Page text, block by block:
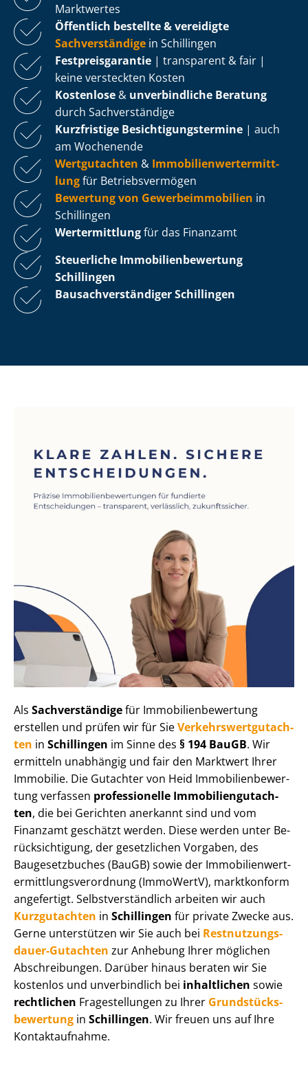
Marktwertes
Öffentlich bestellte & vereidigte
Sachverständige in Schillingen
Fest­preis­ga­ran­tie | transparent & fair |
keine versteckten Kosten
Kostenlose & unverbindliche Beratung
durch Sachverständige
Kurzfristige Be­sich­ti­gungs­ter­mi­ne | auch
am Wochenende
Wertgutachten & Im­mo­bi­li­en­wert­ermitt­
lungfür Be­triebs­ver­mö­gen
Bewertung von Ge­wer­be­im­mo­bi­li­en in
Schillingen
Wertermittlungfür das Finanzamt
Steuerliche Im­mo­bi­li­en­be­wer­tung
Schillingen
Bau­sach­ver­stän­di­ger Schillingen
Als Sachverständigefür Im­mo­bi­li­en­be­wer­tung
erstellen und prüfen wir für SieVer­kehrs­wert­gut­ach­
ten in Schillingen im Sinne des § 194 BauGB. Wir
ermitteln unabhängig und fair den Marktwert Ihrer
Immobilie. Die Gutachter von Heid Im­mo­bi­li­en­be­wer­
tung verfassen professionelle Im­mo­bi­li­en­gut­ach­
ten, die bei Gerichten anerkannt sind und vom
Finanzamt geschätzt werden. Diese werden unter Be­
rück­sich­ti­gung, der gesetzlichen Vorgaben, des
Baugesetzbuches (BauGB) sowie der Im­mo­bi­li­en­wert­
ermitt­lungs­ver­ord­nung (ImmoWertV), marktkonform
angefertigt. Selbst­ver­ständ­lich arbeiten wir auch
Kurzgutachten in Schillingen für private Zwecke aus.
Gerne unterstützen wir Sie auch bei Rest­nut­zungs­
dau­er-Gutachten zur Anhebung Ihrer möglichen
Abschreibungen. Darüber hinaus beraten wir Sie
kostenlos und unverbindlich bei inhaltlichen sowie
rechtlichen Fragestellungen zu Ihrer Grund­stücks­
be­wer­tung in Schillingen. Wir freuen uns auf Ihre
Kontaktaufnahme.